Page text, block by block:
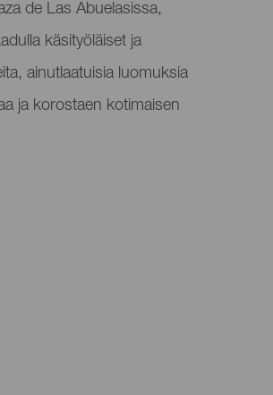
de Las Abuelasissa,
käsityöläiset ja
ainutlaatuisia luomuksia
ja korostaen kotimaisen